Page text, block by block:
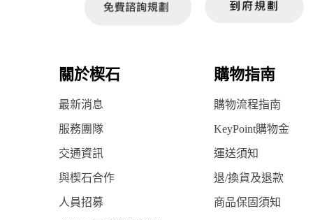
關於楔石 購物指南
最新消息 購物流程指南
服務團隊 KeyPoint購物金
交通資訊 運送須知
與楔石合作 退/換貨及退款
人員招募 商品保固須知